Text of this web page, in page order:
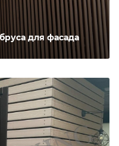
для фасада